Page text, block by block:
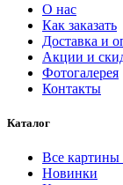
О нас
Как заказать
Доставка и
Акции и
Фотогалерея
Контакты
Каталог
Все
Новинки